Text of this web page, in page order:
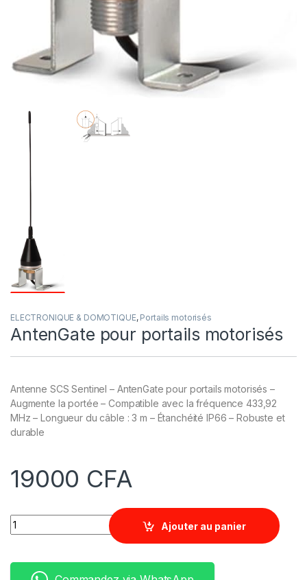
ELECTRONIQUE & DOMOTIQUE, Portails motorisés
AntenGate pour portails motorisés
Antenne SCS Sentinel – AntenGate pour portails motorisés –
Augmente la portée – Compatible avec la fréquence 433,92
MHz – Longueur du câble : 3 m – Étanchéité IP66 – Robuste et
durable
19000 CFA
Quantity
Ajouter au panier